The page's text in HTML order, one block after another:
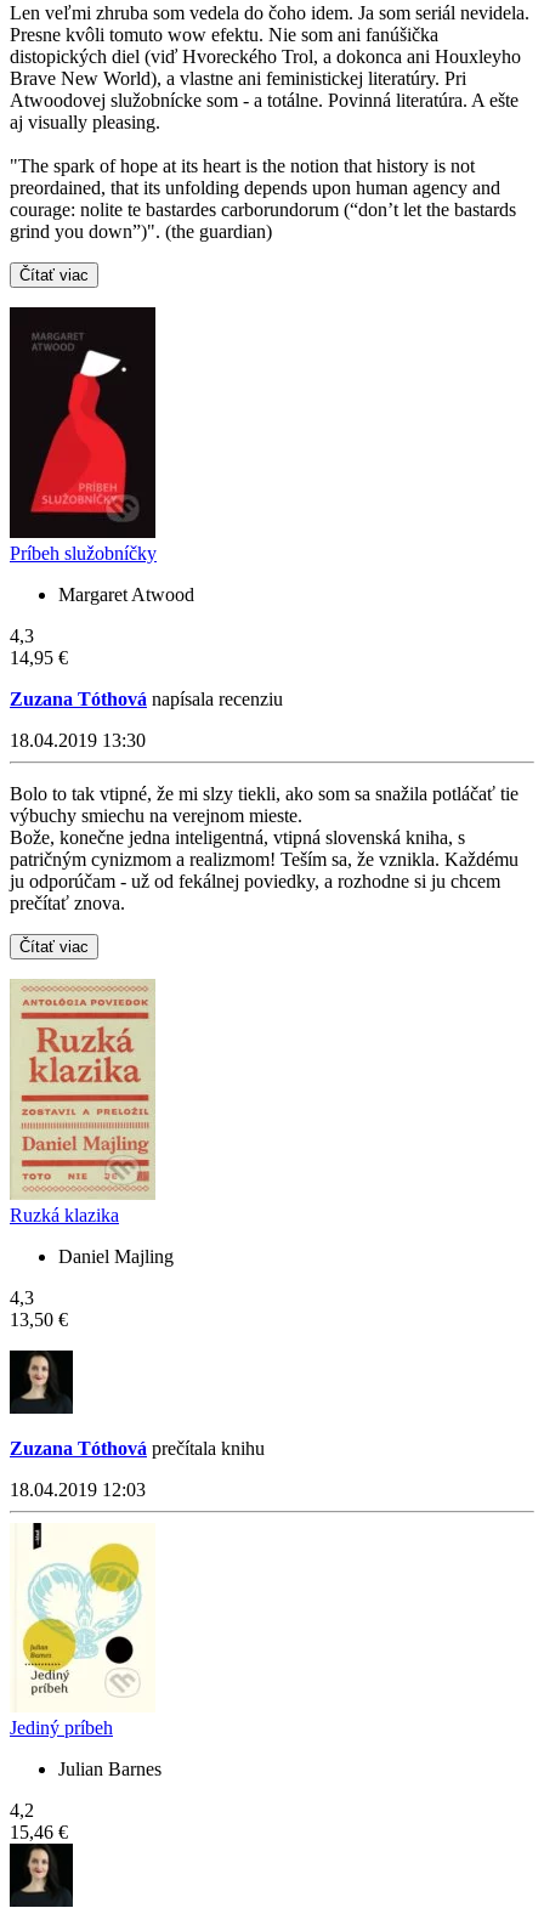
Len veľmi zhruba som vedela do čoho idem. Ja som seriál nevidela.
Presne kvôli tomuto wow efektu. Nie som ani fanúšička
distopických diel (viď Hvoreckého Trol, a dokonca ani Houxleyho
Brave New World), a vlastne ani feministickej literatúry. Pri
Atwoodovej služobnícke som - a totálne. Povinná literatúra. A ešte
aj visually pleasing.
"The spark of hope at its heart is the notion that history is not
preordained, that its unfolding depends upon human agency and
courage: nolite te bastardes carborundorum (“don’t let the bastards
grind you down”)". (the guardian)
Čítať viac
Príbeh služobníčky
Margaret Atwood
4,3
14,95 €
Zuzana Tóthová napísala recenziu
18.04.2019 13:30
Bolo to tak vtipné, že mi slzy tiekli, ako som sa snažila potláčať tie
výbuchy smiechu na verejnom mieste.
Bože, konečne jedna inteligentná, vtipná slovenská kniha, s
patričným cynizmom a realizmom! Teším sa, že vznikla. Každému
ju odporúčam - už od fekálnej poviedky, a rozhodne si ju chcem
prečítať znova.
Čítať viac
Ruzká klazika
Daniel Majling
4,3
13,50 €
Zuzana Tóthová prečítala knihu
18.04.2019 12:03
Jediný príbeh
Julian Barnes
4,2
15,46 €